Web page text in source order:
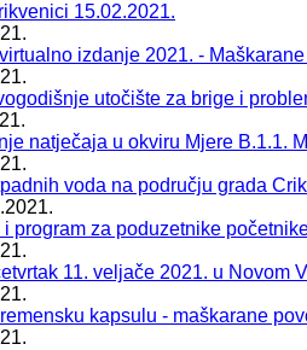
15.02.2021.
izdanje 2021. -
utočište za brige i
natječaja u okviru Mjere B.1.1.
voda na području grada
program za poduzetnike
11. veljače 2021. u Novom
kapsulu - maškarane